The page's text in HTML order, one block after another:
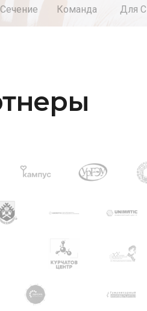
Команда Для